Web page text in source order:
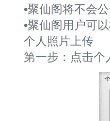
•聚仙阁将不会
•聚仙阁用户可
个人照片上传
第一步：点击个